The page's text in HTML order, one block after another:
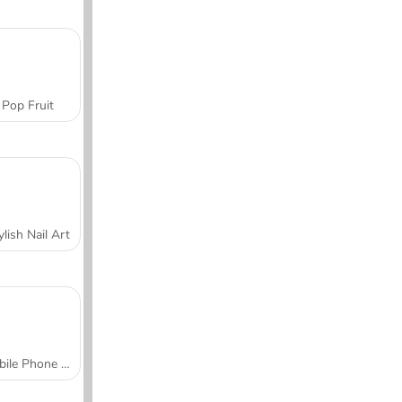
Pop Fruit
Nail Art
Mobile Phone Case Design & DIY